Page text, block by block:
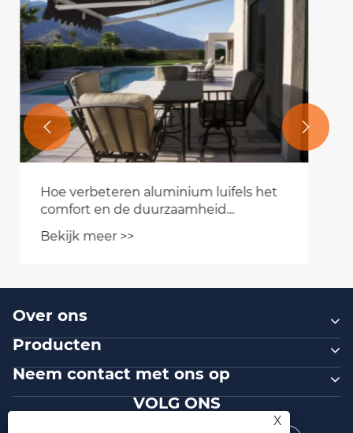
Hoe kiest u een
terrasleuningoplossing?
Bekijk meer >>
 
Over ons
Producten
Neem contact met ons op
VOLG ONS
X